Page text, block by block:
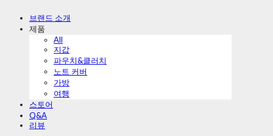
브랜드 소개
제품
All
지갑
파우치&클러치
노트 커버
가방
여행
스토어
Q&A
리뷰